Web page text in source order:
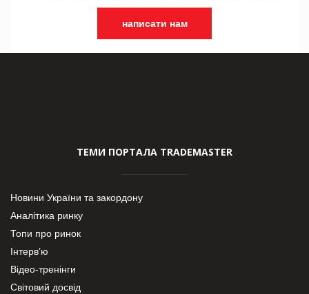
написати нам
ТЕМИ ПОРТАЛА TRADEMASTER
Новини України та закордону
Аналітика ринку
Топи про ринок
Інтерв’ю
Відео-тренінги
Світовий досвід